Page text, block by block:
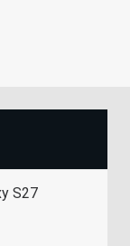
S27